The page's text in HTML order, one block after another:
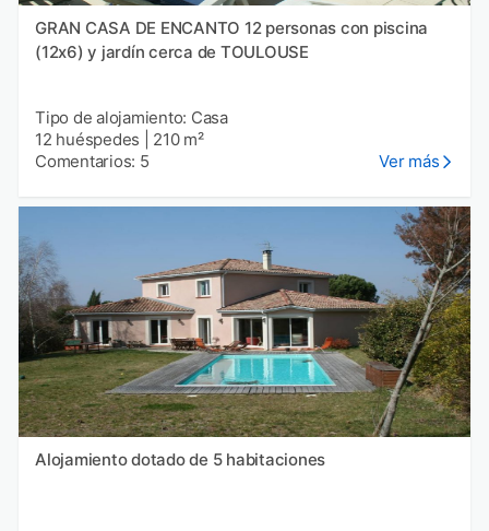
GRAN CASA DE ENCANTO 12 personas con piscina
(12x6) y jardín cerca de TOULOUSE
Tipo de alojamiento: Casa
12 huéspedes
210 m²
Comentarios: 5
Ver más
Alojamiento dotado de 5 habitaciones